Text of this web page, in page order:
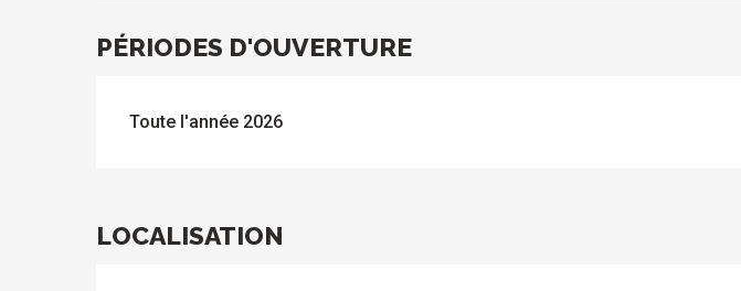
PÉRIODES D'OUVERTURE
Toute l'année 2026
LOCALISATION